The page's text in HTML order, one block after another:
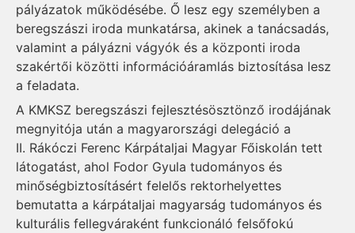
pályázatok működésébe. Ő lesz egy személyben a
beregszászi iroda munkatársa, akinek a tanácsadás,
valamint a pályázni vágyók és a központi iroda
szakértői közötti információáramlás biztosítása lesz
a feladata.
A KMKSZ beregszászi fejlesztésösztönző irodájának
megnyitója után a magyarországi delegáció a
II. Rákóczi Ferenc Kárpátaljai Magyar Főiskolán tett
látogatást, ahol Fodor Gyula tudományos és
minőségbiztosításért felelős rektorhelyettes
bemutatta a kárpátaljai magyarság tudományos és
kulturális fellegváraként funkcionáló felsőfokú